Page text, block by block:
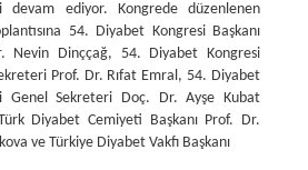
devam ediyor. Kongrede düzenlenen
54. Diyabet Kongresi Başkanı
Nevin Dinççağ, 54. Diyabet Kongresi
Prof. Dr. Rıfat Emral, 54. Diyabet
Genel Sekreteri Doç. Dr. Ayşe Kubat
Diyabet Cemiyeti Başkanı Prof. Dr.
ve Türkiye Diyabet Vakfı Başkanı